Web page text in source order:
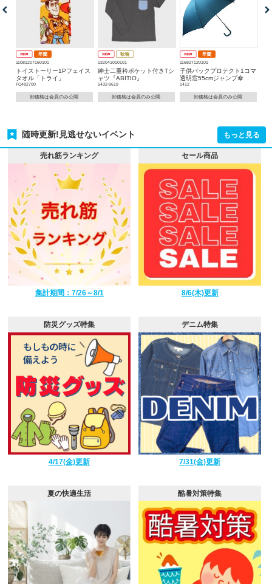
11081207160101
トイストーリー1Pフェイス
タオル「トライ」
FQ482700
卸価格は会員のみ公開
132041010101
紳士二重衿ポケット付きTシ
ャツ『ABITIO』
5432-9619
卸価格は会員のみ公開
116827120101
子供バックプロテクト1コマ
透明窓55cmジャンプ傘
1412
卸価格は会員のみ公開
随時更新!見逃せないイベント もっと見る
売れ筋ランキング
集計期間：7/26～8/1
セール商品
8/6(木)更新
防災グッズ特集
4/17(金)更新
デニム特集
7/31(金)更新
夏の快適生活 酷暑対策特集